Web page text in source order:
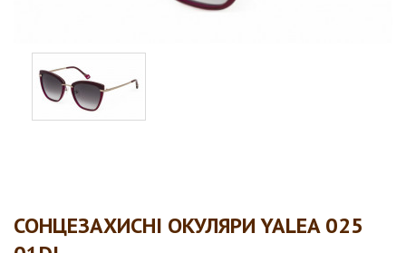
СОНЦЕЗАХИСНІ ОКУЛЯРИ YALEA 025